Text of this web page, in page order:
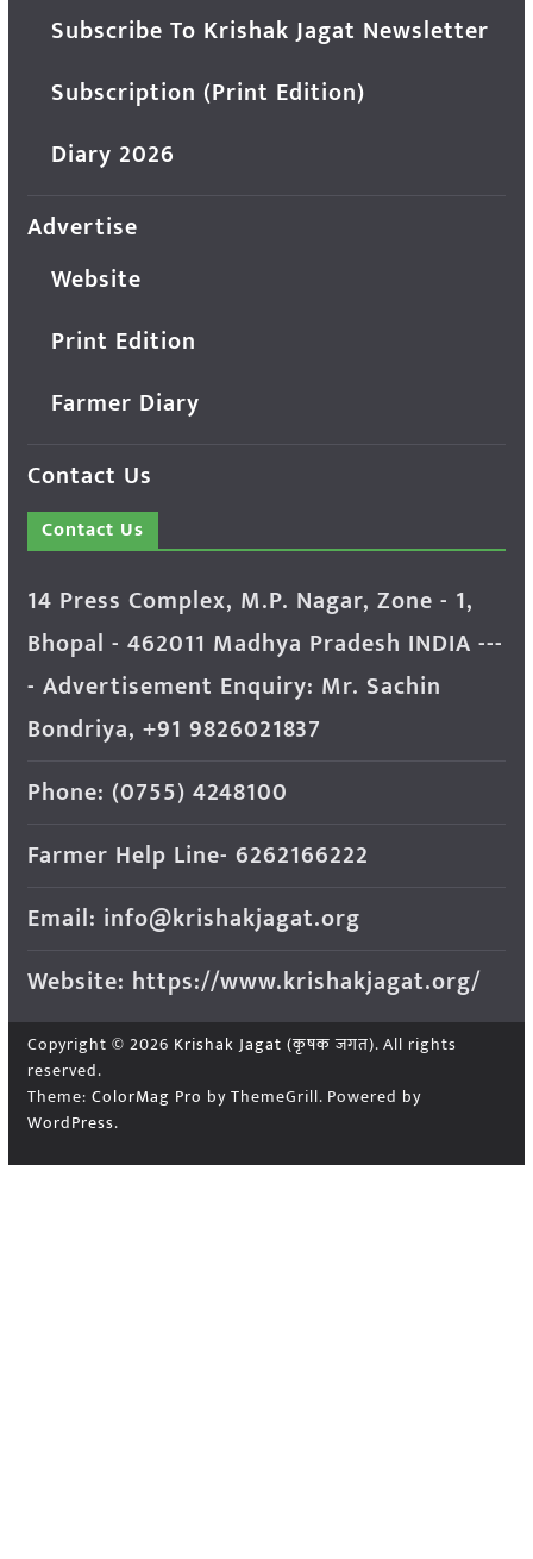
Subscribe To Krishak Jagat Newsletter
Subscription (Print Edition)
Diary 2026
Advertise
Website
Print Edition
Farmer Diary
Contact Us
Contact Us
14 Press Complex, M.P. Nagar, Zone - 1,
Bhopal - 462011 Madhya Pradesh INDIA ---
- Advertisement Enquiry: Mr. Sachin
Bondriya, +91 9826021837
Phone: (0755) 4248100
Farmer Help Line- 6262166222
Email: info@krishakjagat.org
Website: https://www.krishakjagat.org/
Copyright © 2026 Krishak Jagat (कृषक जगत). All rights
reserved.
Theme: ColorMag Pro by ThemeGrill. Powered by
WordPress.